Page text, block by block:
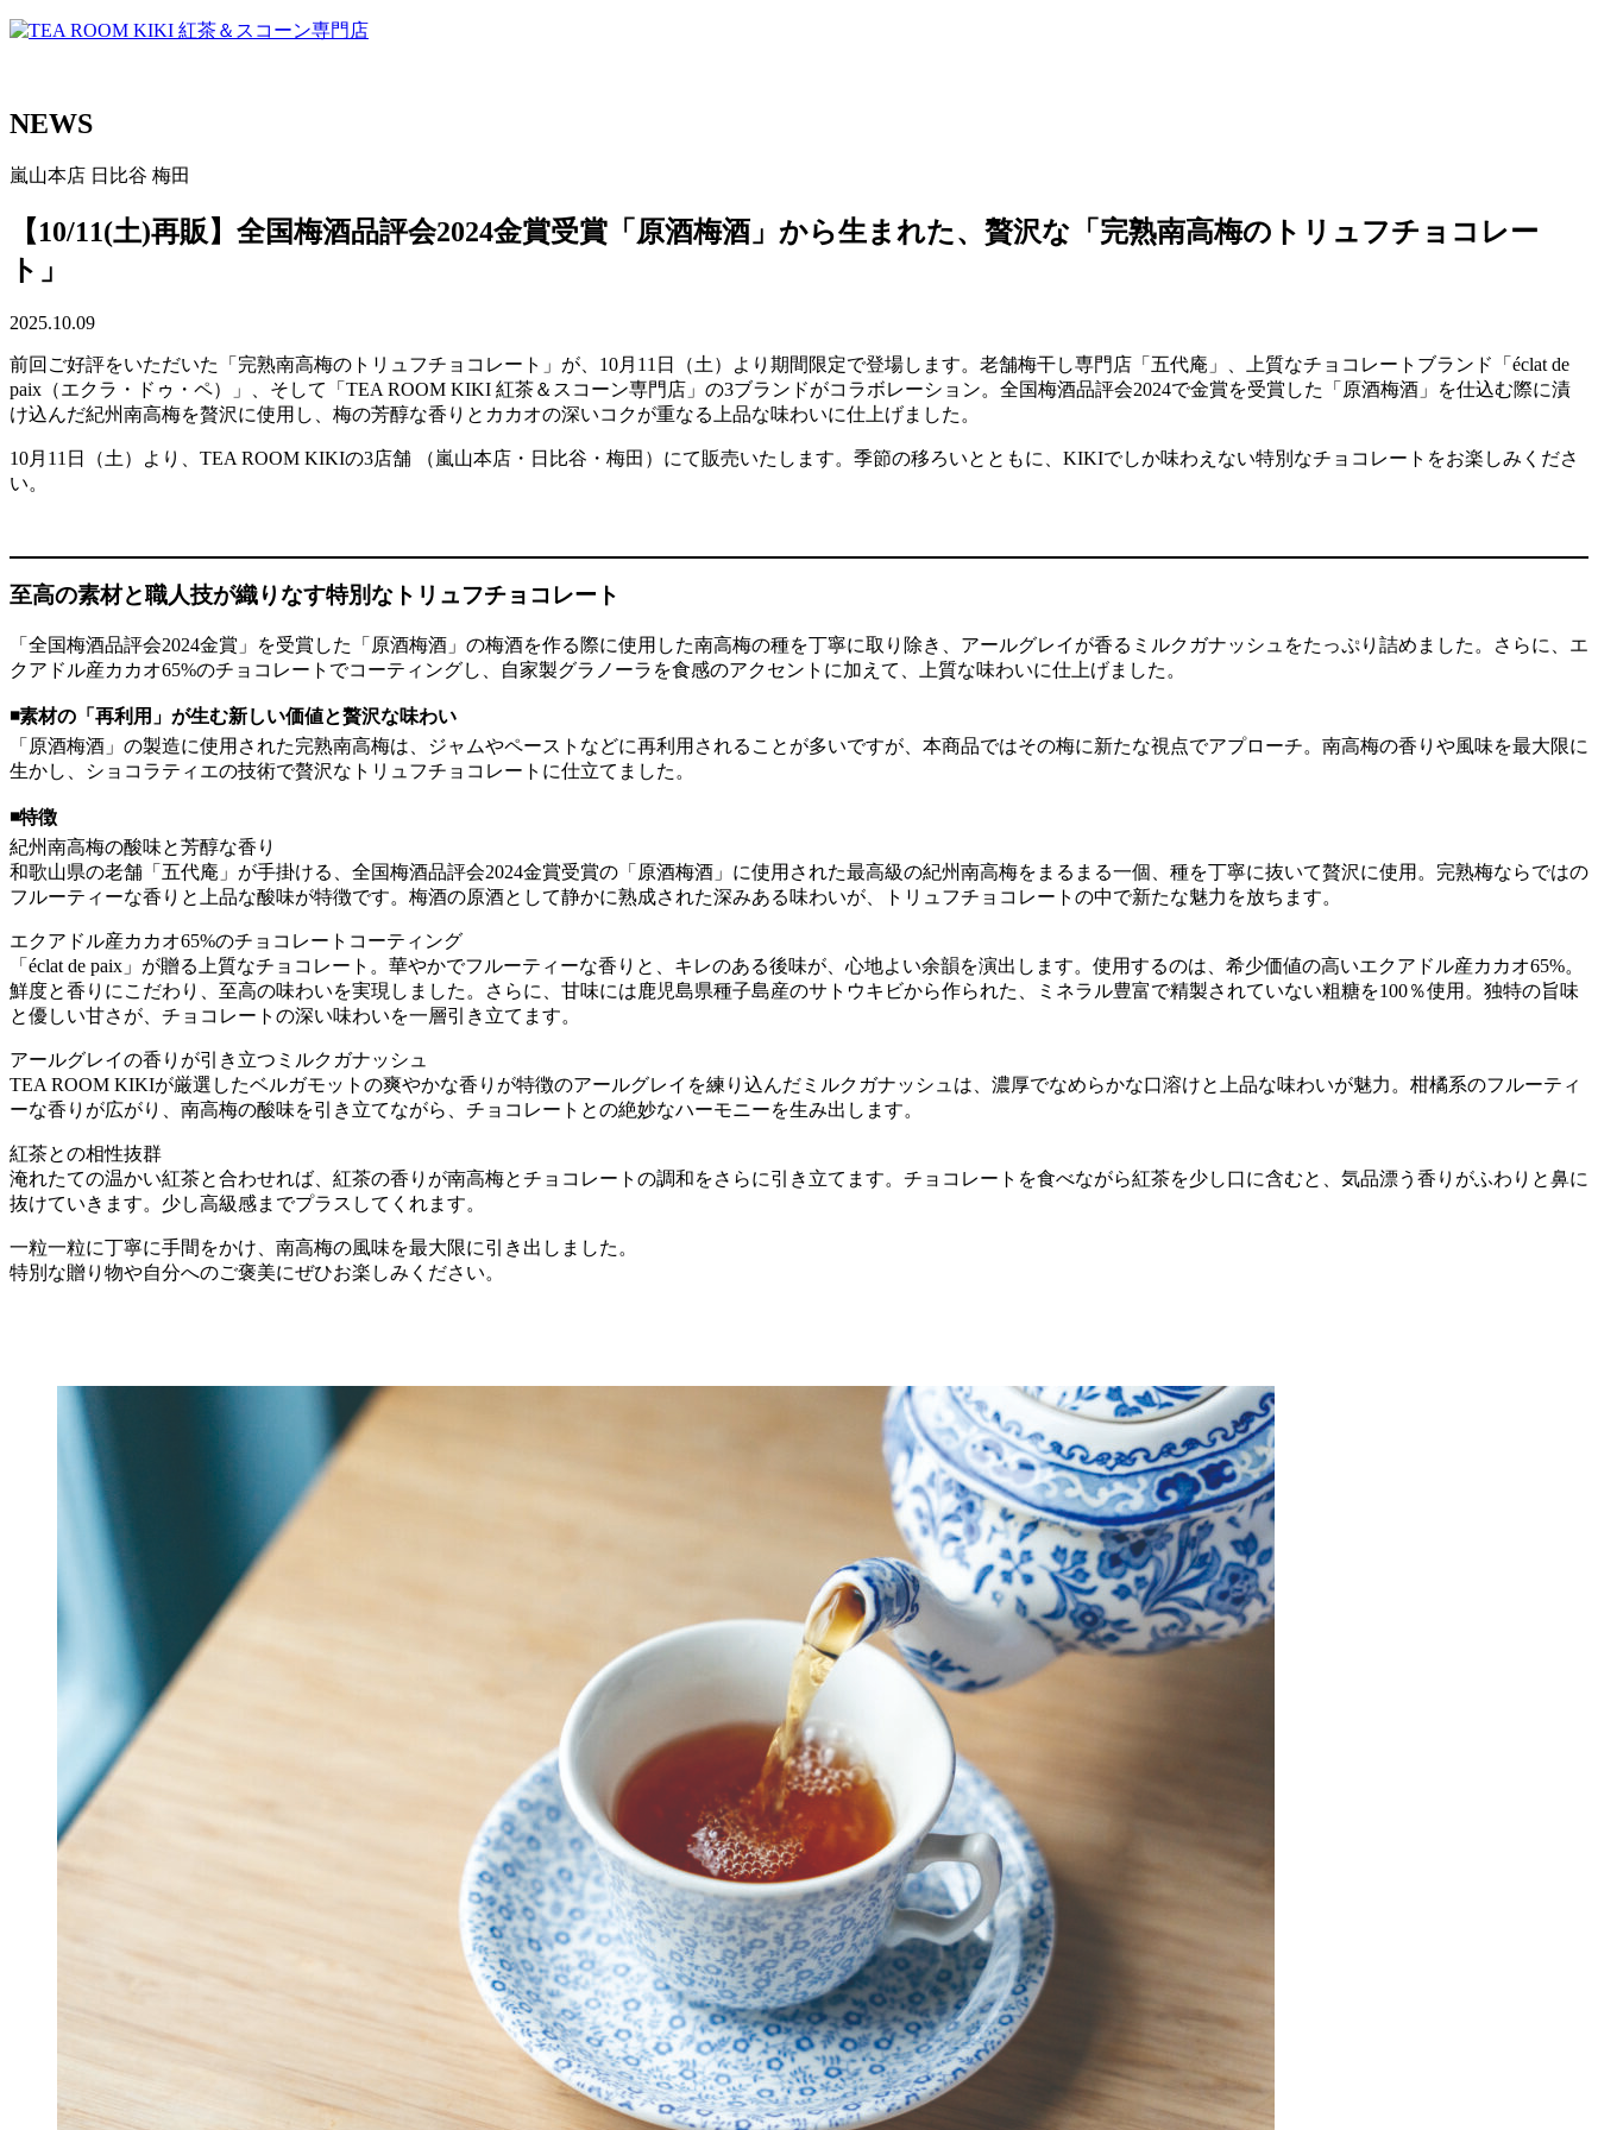
NEWS
嵐山本店 日比谷 梅田
【10/11(土)再販】全国梅酒品評会2024金賞受賞「原酒梅酒」から生まれた、贅沢な「完熟南高梅のトリュフチョコレー
ト」
2025.10.09
前回ご好評をいただいた「完熟南高梅のトリュフチョコレート」が、10月11日（土）より期間限定で登場します。老舗梅干し専門店「五代庵」、上質なチョコレートブランド「éclat de
paix（エクラ・ドゥ・ペ）」、そして「TEA ROOM KIKI 紅茶＆スコーン専門店」の3ブランドがコラボレーション。全国梅酒品評会2024で金賞を受賞した「原酒梅酒」を仕込む際に漬
け込んだ紀州南高梅を贅沢に使用し、梅の芳醇な香りとカカオの深いコクが重なる上品な味わいに仕上げました。
10月11日（土）より、TEA ROOM KIKIの3店舗 （嵐山本店・日比谷・梅田）にて販売いたします。季節の移ろいとともに、KIKIでしか味わえない特別なチョコレートをお楽しみくださ
い。
至高の素材と職人技が織りなす特別なトリュフチョコレート
「全国梅酒品評会2024金賞」を受賞した「原酒梅酒」の梅酒を作る際に使用した南高梅の種を丁寧に取り除き、アールグレイが香るミルクガナッシュをたっぷり詰めました。さらに、エ
クアドル産カカオ65%のチョコレートでコーティングし、自家製グラノーラを食感のアクセントに加えて、上質な味わいに仕上げました。
◾️素材の「再利用」が生む新しい価値と贅沢な味わい
「原酒梅酒」の製造に使用された完熟南高梅は、ジャムやペーストなどに再利用されることが多いですが、本商品ではその梅に新たな視点でアプローチ。南高梅の香りや風味を最大限に
生かし、ショコラティエの技術で贅沢なトリュフチョコレートに仕立てました。
◾️特徴
紀州南高梅の酸味と芳醇な香り
和歌山県の老舗「五代庵」が手掛ける、全国梅酒品評会2024金賞受賞の「原酒梅酒」に使用された最高級の紀州南高梅をまるまる一個、種を丁寧に抜いて贅沢に使用。完熟梅ならではの
フルーティーな香りと上品な酸味が特徴です。梅酒の原酒として静かに熟成された深みある味わいが、トリュフチョコレートの中で新たな魅力を放ちます。
エクアドル産カカオ65%のチョコレートコーティング
「éclat de paix」が贈る上質なチョコレート。華やかでフルーティーな香りと、キレのある後味が、心地よい余韻を演出します。使用するのは、希少価値の高いエクアドル産カカオ65%。
鮮度と香りにこだわり、至高の味わいを実現しました。さらに、甘味には鹿児島県種子島産のサトウキビから作られた、ミネラル豊富で精製されていない粗糖を100％使用。独特の旨味
と優しい甘さが、チョコレートの深い味わいを一層引き立てます。
アールグレイの香りが引き立つミルクガナッシュ
TEA ROOM KIKIが厳選したベルガモットの爽やかな香りが特徴のアールグレイを練り込んだミルクガナッシュは、濃厚でなめらかな口溶けと上品な味わいが魅力。柑橘系のフルーティ
ーな香りが広がり、南高梅の酸味を引き立てながら、チョコレートとの絶妙なハーモニーを生み出します。
紅茶との相性抜群
淹れたての温かい紅茶と合わせれば、紅茶の香りが南高梅とチョコレートの調和をさらに引き立てます。チョコレートを食べながら紅茶を少し口に含むと、気品漂う香りがふわりと鼻に
抜けていきます。少し高級感までプラスしてくれます。
一粒一粒に丁寧に手間をかけ、南高梅の風味を最大限に引き出しました。
特別な贈り物や自分へのご褒美にぜひお楽しみください。